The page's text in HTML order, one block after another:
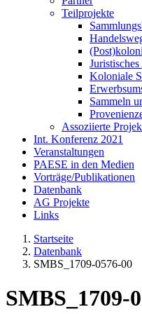
Teilprojekte
Koloniale
Sammeln
Assoziierte
Int. Konferenz 2021
Veranstaltungen
PAESE in den Medien
Vorträge/Publikationen
Datenbank
AG Projekte
Links
Startseite
Datenbank
SMBS_1709-0576-00
SMBS_1709-